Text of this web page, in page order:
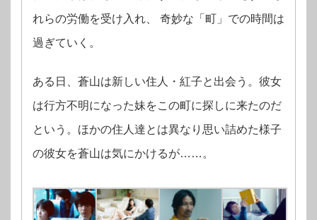
れらの労働を受け入れ、 奇妙な「町」での時間は
過ぎていく。
ある日、蒼山は新しい住人・紅子と出会う。彼女
は行方不明になった妹をこの町に探しに来たのだ
という。ほかの住人達とは異なり思い詰めた様子
の彼女を蒼山は気にかけるが……。